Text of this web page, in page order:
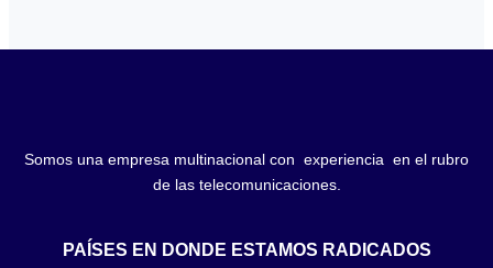
Somos una empresa multinacional con experiencia en el rubro
de las telecomunicaciones.
PAÍSES EN DONDE ESTAMOS RADICADOS